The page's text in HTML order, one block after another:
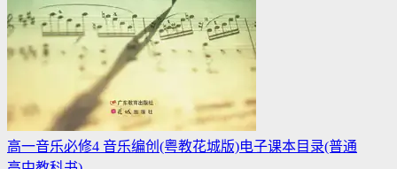
高一音乐必修4 音乐编创(粤教花城版)电子课本目录(普通